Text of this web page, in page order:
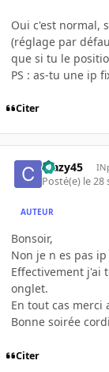
Oui c'est normal,
(réglage par
que si tu le
PS : as-tu une ip
Citer
crazy45
Posté(e) le 28
AUTEUR
Bonsoir,
Non je n es pas
Effectivement j'ai
onglet.
En tout cas merci
Bonne soirée
Citer